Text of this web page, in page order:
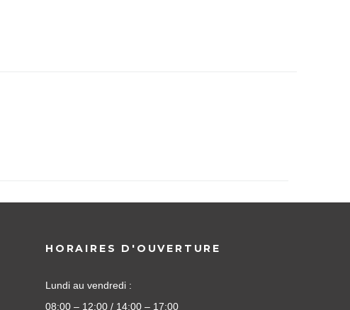
HORAIRES D'OUVERTURE
Lundi au vendredi :
08:00 – 12:00 / 14:00 – 17:00